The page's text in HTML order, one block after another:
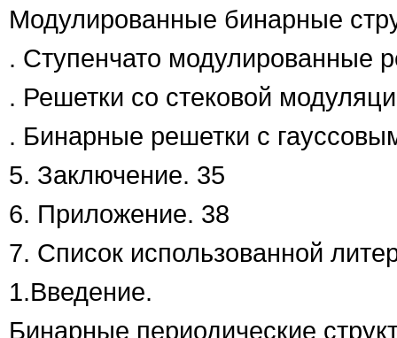
Модулированные бинарные
. Ступенчато модулированные
. Решетки со стековой
. Бинарные решетки с
5. Заключение. 35
6. Приложение. 38
7. Список использованной
1.Введение.
Бинарные периодические